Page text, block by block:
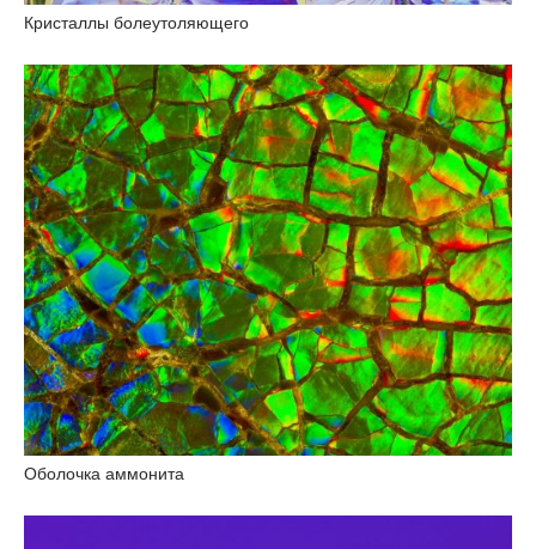
Кристаллы болеутоляющего
Оболочка аммонита